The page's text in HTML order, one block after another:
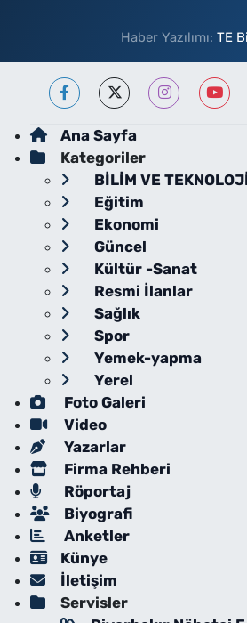
Haber Yazılımı: TE
Ana Sayfa
Kategoriler
BİLİM VE
Eğitim
Ekonomi
Güncel
Kültür -Sanat
Resmi İlanlar
Sağlık
Spor
Yemek-yapma
Yerel
Foto Galeri
Video
Yazarlar
Firma Rehberi
Röportaj
Biyografi
Anketler
Künye
İletişim
Servisler